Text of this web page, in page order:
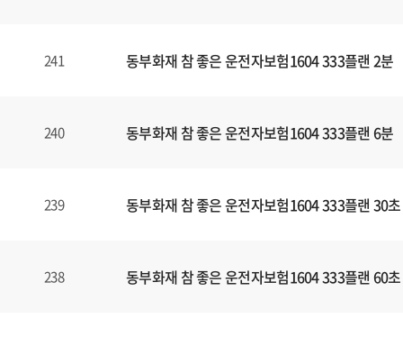
241 동부화재 참 좋은 운전자보험1604 333플랜 2분
240 동부화재 참 좋은 운전자보험1604 333플랜 6분
239 동부화재 참 좋은 운전자보험1604 333플랜 30초
238 동부화재 참 좋은 운전자보험1604 333플랜 60초